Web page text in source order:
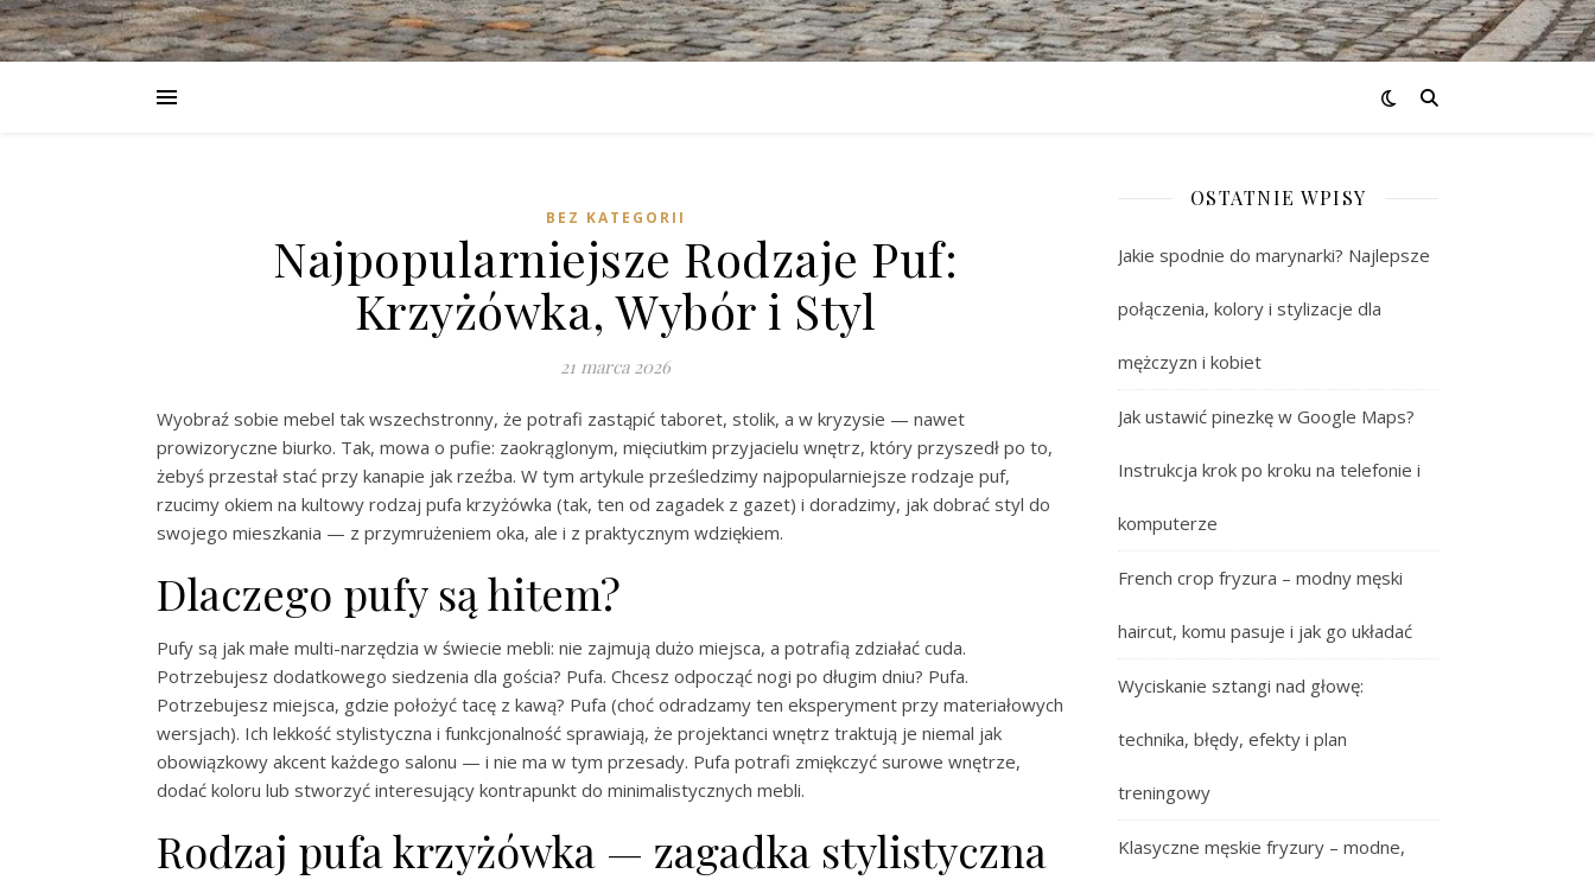
BEZ KATEGORII
Najpopularniejsze Rodzaje Puf:
Krzyżówka, Wybór i Styl
21 marca 2026
Wyobraź sobie mebel tak wszechstronny, że potrafi zastąpić taboret, stolik, a w kryzysie — nawet
prowizoryczne biurko. Tak, mowa o pufie: zaokrąglonym, mięciutkim przyjacielu wnętrz, który przyszedł po to,
żebyś przestał stać przy kanapie jak rzeźba. W tym artykule prześledzimy najpopularniejsze rodzaje puf,
rzucimy okiem na kultowy rodzaj pufa krzyżówka (tak, ten od zagadek z gazet) i doradzimy, jak dobrać styl do
swojego mieszkania — z przymrużeniem oka, ale i z praktycznym wdziękiem.
Dlaczego pufy są hitem?
Pufy są jak małe multi-narzędzia w świecie mebli: nie zajmują dużo miejsca, a potrafią zdziałać cuda.
Potrzebujesz dodatkowego siedzenia dla gościa? Pufa. Chcesz odpocząć nogi po długim dniu? Pufa.
Potrzebujesz miejsca, gdzie położyć tacę z kawą? Pufa (choć odradzamy ten eksperyment przy materiałowych
wersjach). Ich lekkość stylistyczna i funkcjonalność sprawiają, że projektanci wnętrz traktują je niemal jak
obowiązkowy akcent każdego salonu — i nie ma w tym przesady. Pufa potrafi zmiękczyć surowe wnętrze,
dodać koloru lub stworzyć interesujący kontrapunkt do minimalistycznych mebli.
Rodzaj pufa krzyżówka — zagadka stylistyczna
OSTATNIE WPISY
Jakie spodnie do marynarki? Najlepsze
połączenia, kolory i stylizacje dla
mężczyzn i kobiet
Jak ustawić pinezkę w Google Maps?
Instrukcja krok po kroku na telefonie i
komputerze
French crop fryzura – modny męski
haircut, komu pasuje i jak go układać
Wyciskanie sztangi nad głowę:
technika, błędy, efekty i plan
treningowy
Klasyczne męskie fryzury – modne,